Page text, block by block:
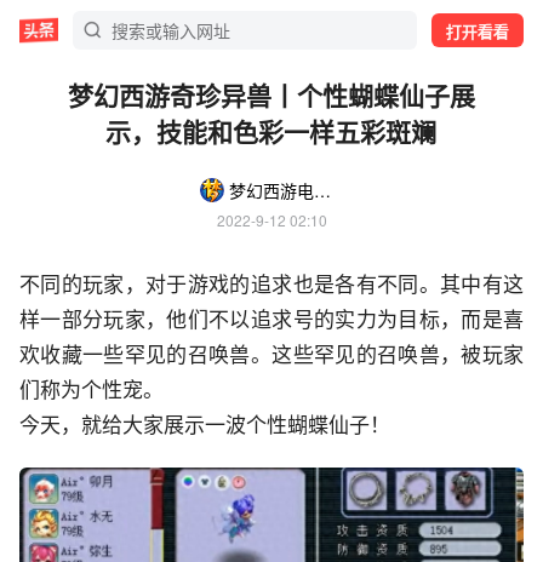
打开看看
梦幻西游奇珍异兽丨个性蝴蝶仙子展
示，技能和色彩一样五彩斑斓
梦幻西游电脑版
2022-9-12 02:10
不同的玩家，对于游戏的追求也是各有不同。其中有这
样一部分玩家，他们不以追求号的实力为目标，而是喜
欢收藏一些罕见的召唤兽。这些罕见的召唤兽，被玩家
们称为个性宠。
今天，就给大家展示一波个性蝴蝶仙子！